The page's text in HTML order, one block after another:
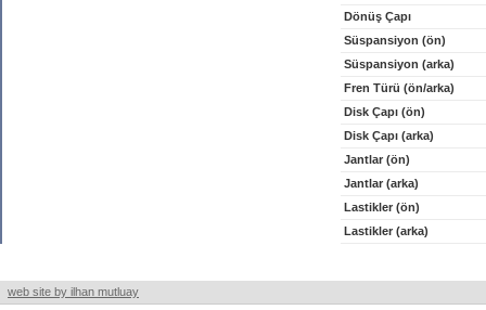
Dönüş Çapı
Süspansiyon (ön)
Süspansiyon (arka)
Fren Türü (ön/arka)
Disk Çapı (ön)
Disk Çapı (arka)
Jantlar (ön)
Jantlar (arka)
Lastikler (ön)
Lastikler (arka)
web site by ilhan mutluay